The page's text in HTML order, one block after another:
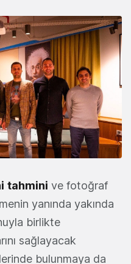
tahmini ve fotoğraf
yanında yakında
birlikte
sağlayacak
bulunmaya da